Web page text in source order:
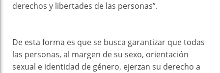
derechos y libertades de las personas”.
De esta forma es que se busca garantizar que todas
las personas, al margen de su sexo, orientación
sexual e identidad de género, ejerzan su derecho a